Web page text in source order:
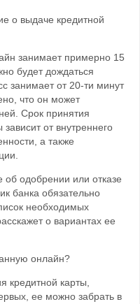
о выдаче кредитной
занимает примерно 15
будет дождаться
занимает от 20-ти минут
что он может
Срок принятия
от внутреннего
а также
одобрении или отказе
банка обязательно
необходимых
о вариантах ее
онлайн?
кредитной карты,
ее можно забрать в